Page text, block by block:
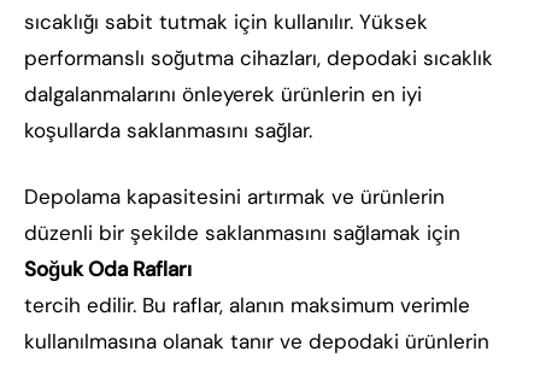
sıcaklığı sabit tutmak için kullanılır. Yüksek
performanslı soğutma cihazları, depodaki sıcaklık
dalgalanmalarını önleyerek ürünlerin en iyi
koşullarda saklanmasını sağlar.
Depolama kapasitesini artırmak ve ürünlerin
düzenli bir şekilde saklanmasını sağlamak için
Soğuk Oda Rafları
tercih edilir. Bu raflar, alanın maksimum verimle
kullanılmasına olanak tanır ve depodaki ürünlerin